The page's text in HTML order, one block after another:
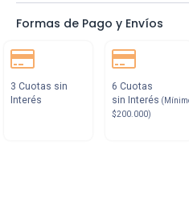
Formas de Pago y Envíos
3 Cuotas sin
Interés
6 Cuotas
sin Interés
$200.000)